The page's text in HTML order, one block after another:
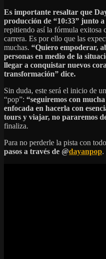
Es importante resaltar que
producción de “10:33” junto
repitiendo así la fórmula exitosa
carrera. Es por ello que las
muchas. “Quiero empoderar,
personas en medio de la
llegar a conquistar nuevos
transformación” dice.
Sin duda, este será el inicio de
“pop”: “seguiremos con
enfocada en hacerla con
tours y viajar, no pararemos
finaliza.
Para no perderle la pista con
pasos a través de @dayanpop.